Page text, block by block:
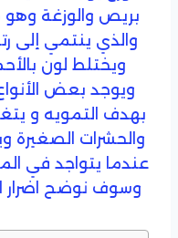
بريص والوزغة وهو
والذي ينتمي إلى
ويختلط لون
ويوجد بعض
بهدف التمويه و
والحشرات الصغيرة
عندما يتواجد في
وسوف نوضح اضرار